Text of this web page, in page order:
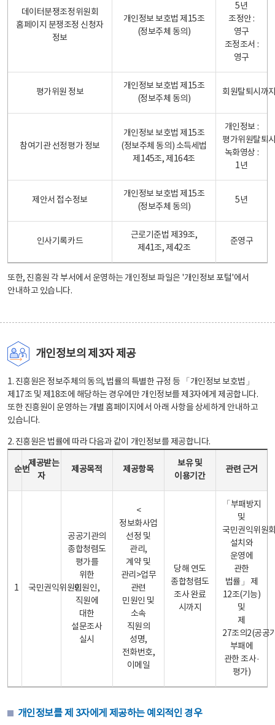
데이터분쟁조정위원회
홈페이지 분쟁조정 신청자
정보
개인정보 보호법 제15조
(정보주체 동의)
5년
조정안 :
영구
조정조서 :
영구
평가위원 정보
개인정보 보호법 제15조
(정보주체 동의)
회원탈퇴시까
참여기관 선정평가 정보
개인정보 보호법 제15조
(정보주체 동의) 소득세법
제145조, 제164조
개인정보 :
평가위원탈퇴
녹화영상 :
1년
제안서 접수정보
개인정보 보호법 제15조
(정보주체 동의)
5년
인사기록카드
근로기준법 제39조,
제41조, 제42조
준영구
또한, 진흥원 각 부서에서 운영하는 개인정보 파일은 '개인정보 포털'에서
안내하고 있습니다.
개인정보의 제3자 제공
1. 진흥원은 정보주체의 동의, 법률의 특별한 규정 등 「개인정보 보호법」
제17조 및 제18조에 해당하는 경우에만 개인정보를 제3자에게 제공합니다.
또한 진흥원이 운영하는 개별 홈페이지에서 아래 사항을 상세하게 안내하고
있습니다.
2. 진흥원은 법률에 따라 다음과 같이 개인정보를 제공합니다.
순번
제공받는
자
제공목적 제공항목
보유 및
이용기간
관련 근거
1 국민권익위원회
공공기관의
종합청렴도
평가를
위한
민원인,
직원에
대한
설문조사
실시
<
정보화사업
선정 및
관리,
계약 및
관리>업무
관련
민원인 및
소속
직원의
성명,
전화번호,
이메일
당해 연도
종합청렴도
조사 완료
시까지
「부패방지
및
국민권익위원
설치와
운영에
관한
법률」 제
12조(기능)
및
제
27조의2(공공
부패에
관한 조사·
평가)
개인정보를 제 3자에게 제공하는 예외적인 경우